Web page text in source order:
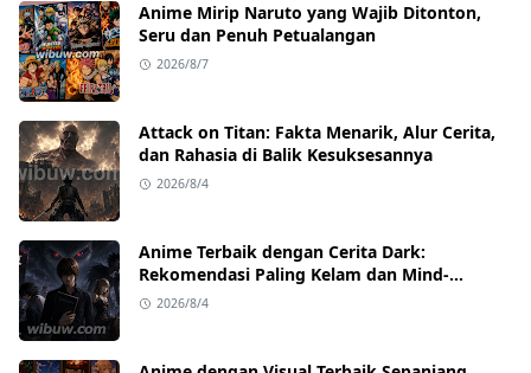
Anime Mirip Naruto yang Wajib Ditonton,
Seru dan Penuh Petualangan
2026/8/7
Attack on Titan: Fakta Menarik, Alur Cerita,
dan Rahasia di Balik Kesuksesannya
2026/8/4
Anime Terbaik dengan Cerita Dark:
Rekomendasi Paling Kelam dan Mind-
Blowing
2026/8/4